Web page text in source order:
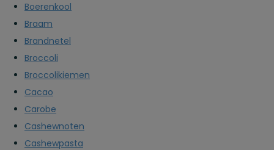
Boerenkool
Braam
Brandnetel
Broccoli
Broccolikiemen
Cacao
Carobe
Cashewnoten
Cashewpasta